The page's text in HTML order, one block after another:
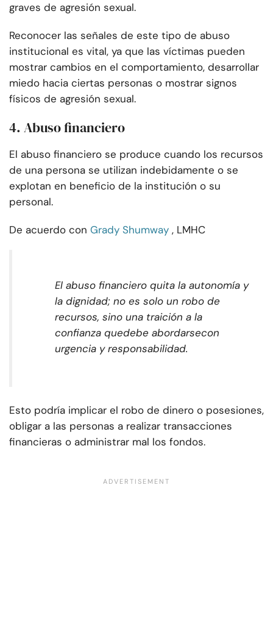
graves de agresión sexual.
Reconocer las señales de este tipo de abuso
institucional es vital, ya que las víctimas pueden
mostrar cambios en el comportamiento, desarrollar
miedo hacia ciertas personas o mostrar signos
físicos de agresión sexual.
4. Abuso financiero
El abuso financiero se produce cuando los recursos
de una persona se utilizan indebidamente o se
explotan en beneficio de la institución o su
personal.
De acuerdo con Grady Shumway , LMHC
El abuso financiero quita la autonomía y
la dignidad; no es solo un robo de
recursos, sino una traición a la
confianza quedebe abordarsecon
urgencia y responsabilidad.
Esto podría implicar el robo de dinero o posesiones,
obligar a las personas a realizar transacciones
financieras o administrar mal los fondos.